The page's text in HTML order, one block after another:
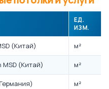
ЕД.
ИЗМ.
(Китай) м²
(Китай) м²
м²